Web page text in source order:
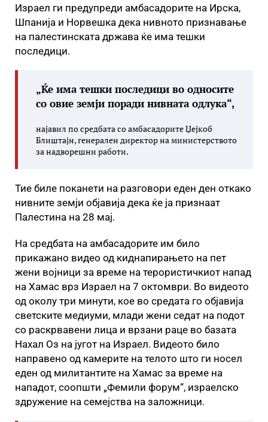
Израел ги предупреди амбасадорите на Ирска,
Шпанија и Норвешка дека нивното признавање
на палестинската држава ќе има тешки
последици.
„Ќе има тешки последици во односите
со овие земји поради нивната одлука“,
најавил по средбата со амбасадорите Џејкоб
Блиштајн, генерален директор на министерството
за надворешни работи.
Тие биле поканети на разговори еден ден откако
нивните земји објавија дека ќе ја признаат
Палестина на 28 мај.
На средбата на амбасадорите им било
прикажано видео од киднапирањето на пет
жени војници за време на терористичкиот напад
на Хамас врз Израел на 7 октомври. Во видеото
од околу три минути, кое во средата го објавија
светските медиуми, млади жени седат на подот
со раскрвавени лица и врзани раце во базата
Нахал Оз на југот на Израел. Видеото било
направено од камерите на телото што ги носел
еден од милитантите на Хамас за време на
нападот, соопшти „Фемили форум“, израелско
здружение на семејства на заложници.